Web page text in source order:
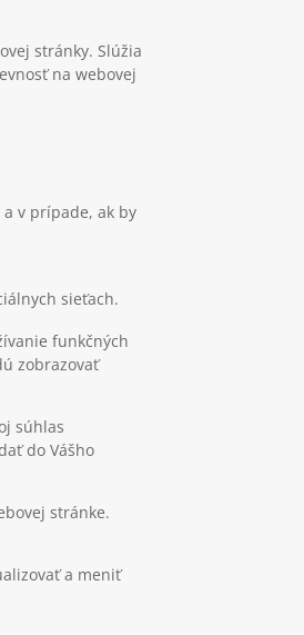
stránky. Slúžia
na webovej
v prípade, ak by
sieťach.
funkčných
zobrazovať
súhlas
do Vášho
stránke.
a meniť